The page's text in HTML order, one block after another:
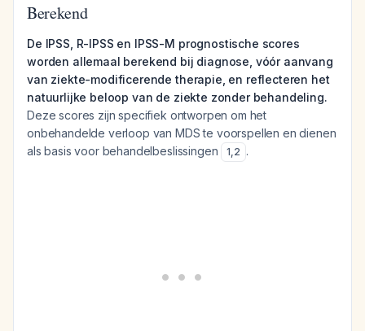
Berekend
De IPSS, R-IPSS en IPSS-M prognostische scores
worden allemaal berekend bij diagnose, vóór aanvang
van ziekte-modificerende therapie, en reflecteren het
natuurlijke beloop van de ziekte zonder behandeling.
Deze scores zijn specifiek ontworpen om het
onbehandelde verloop van MDS te voorspellen en dienen
als basis voor behandelbeslissingen
1,2 .